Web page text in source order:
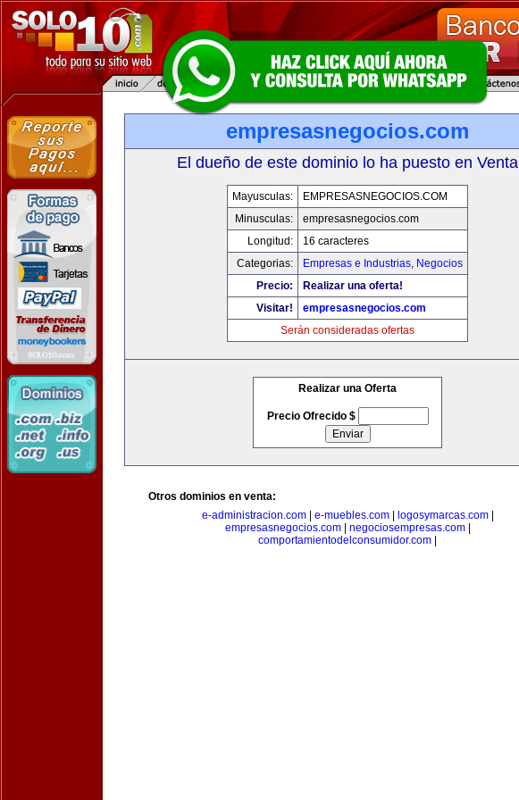
empresasnegocios.com
El dueño de este dominio lo ha puesto en Venta
Mayusculas:
EMPRESASNEGOCIOS.COM
Minusculas:
empresasnegocios.com
Longitud:
16 caracteres
Categorias:
Empresas e Industrias, Negocios
Precio:
Realizar una oferta!
Visitar!
empresasnegocios.com
Serán consideradas ofertas
Realizar una Oferta
Precio Ofrecido $
Otros dominios en venta:
e-administracion.com| e-muebles.com| logosymarcas.com|
empresasnegocios.com| negociosempresas.com|
comportamientodelconsumidor.com